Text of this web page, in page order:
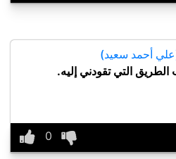
أحمد سعيد)
التي تقودني إليه.